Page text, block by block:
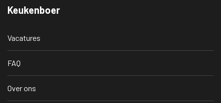
Keukenboer
Vacatures
FAQ
Over ons